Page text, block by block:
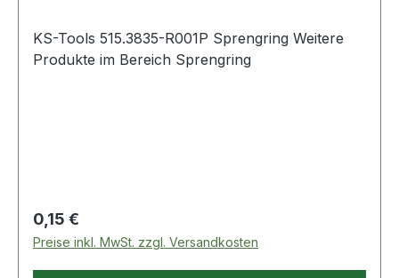
KS-Tools 515.3835-R001P Sprengring Weitere
Produkte im Bereich Sprengring
Regulärer Preis:
0,15 €
Preise inkl. MwSt. zzgl. Versandkosten